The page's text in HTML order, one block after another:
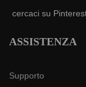
cercaci su
ASSISTENZA
Supporto